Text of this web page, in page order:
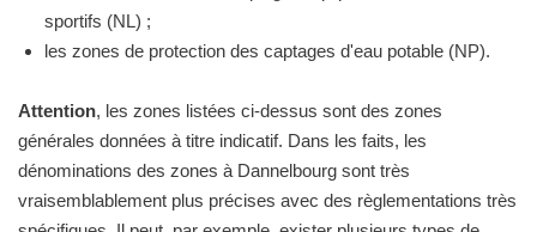
sportifs (NL) ;
les zones de protection des captages d'eau potable (NP).
Attention, les zones listées ci-dessus sont des zones
générales données à titre indicatif. Dans les faits, les
dénominations des zones à Dannelbourg sont très
vraisemblablement plus précises avec des règlementations très